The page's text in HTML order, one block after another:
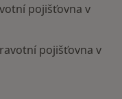
pojišťovna v
pojišťovna v